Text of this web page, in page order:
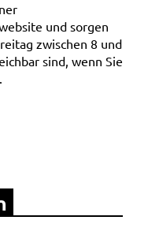
und sorgen
zwischen 8 und
sind, wenn Sie